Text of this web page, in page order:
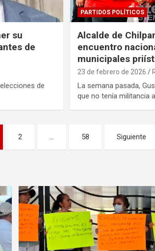
su
de
de
PARTIDOS POLÍTICOS
Alcalde de
encuentro
municipales
23 de febrero de 2026
La semana pasada,
que no tenía militancia
2 … 58 Siguiente